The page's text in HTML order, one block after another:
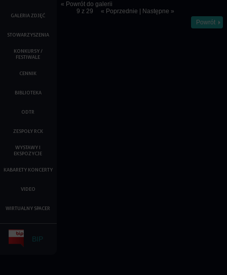
GALERIA ZDJĘĆ
STOWARZYSZENIA
KONKURSY /
FESTIWALE
CENNIK
BIBLIOTEKA
ODTR
ZESPOŁY RCK
WYSTAWY I
EKSPOZYCJE
KABARETY KONCERTY
VIDEO
WIRTUALNY SPACER
BIP
« Powrót do galerii
9 z 29
« Poprzednie Następne »
Powrót